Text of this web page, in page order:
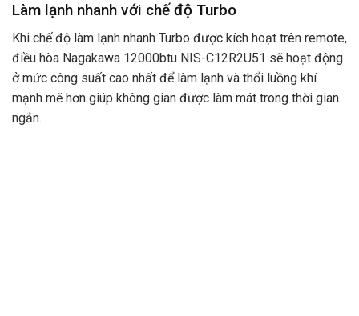
Làm lạnh nhanh với chế độ Turbo
Khi chế độ làm lạnh nhanh Turbo được kích hoạt trên remote,
điều hòa Nagakawa 12000btu NIS-C12R2U51 sẽ hoạt động
ở mức công suất cao nhất để làm lạnh và thổi luồng khí
mạnh mẽ hơn giúp không gian được làm mát trong thời gian
ngắn.